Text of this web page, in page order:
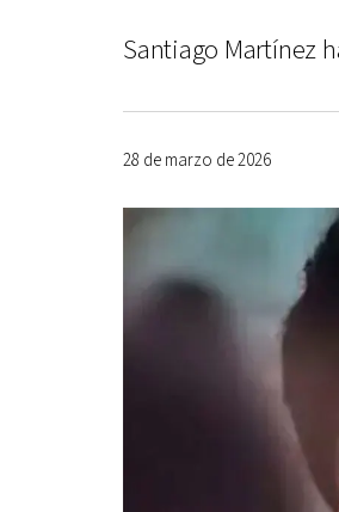
Santiago Martínez
28 de marzo de 2026